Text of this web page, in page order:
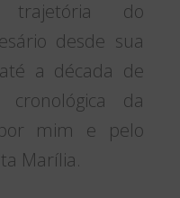
trajetória do
desde sua
a década de
da
mim e pelo
Marília.